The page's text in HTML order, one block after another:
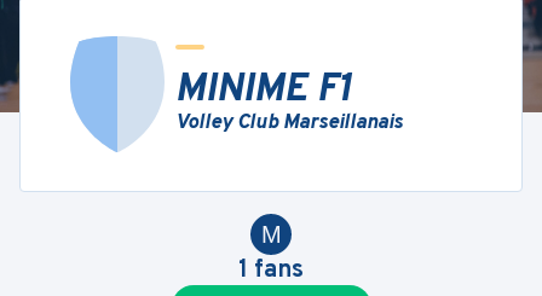
MINIME F1
Volley Club Marseillanais
M
1 fans